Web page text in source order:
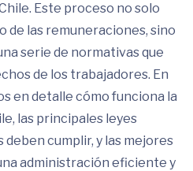
Este proceso no solo
de las remuneraciones, sino
serie de normativas que
de los trabajadores. En
en detalle cómo funciona la
las principales leyes
deben cumplir, y las mejores
administración eficiente y